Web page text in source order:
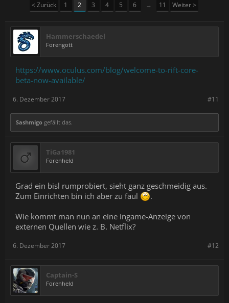
< Zurück 1 2 3 4 5 6 → 11 Weiter >
Hammerschaedel
Forengott
https://www.oculus.com/blog/welcome-to-rift-core-
beta-now-available/
#11
6. Dezember 2017
Sashmigo gefällt das.
TiGa1981
Forenheld
Grad ein bisl rumprobiert, sieht ganz geschmeidig aus.
Zum Einrichten bin ich aber zu faul
.
Wie kommt man nun an eine ingame-Anzeige von
externen Quellen wie z. B. Netflix?
#12
6. Dezember 2017
Captain-S
Forenheld